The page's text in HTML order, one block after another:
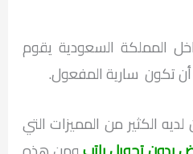
المملكة السعودية يقوم
أن تكون سارية المفعول.
الكثير من المميزات التي